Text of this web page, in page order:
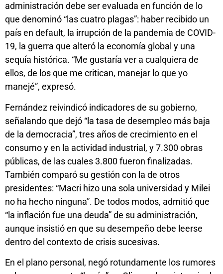
administración debe ser evaluada en función de lo
que denominó “las cuatro plagas”: haber recibido un
país en default, la irrupción de la pandemia de COVID-
19, la guerra que alteró la economía global y una
sequía histórica. “Me gustaría ver a cualquiera de
ellos, de los que me critican, manejar lo que yo
manejé”, expresó.
Fernández reivindicó indicadores de su gobierno,
señalando que dejó “la tasa de desempleo más baja
de la democracia”, tres años de crecimiento en el
consumo y en la actividad industrial, y 7.300 obras
públicas, de las cuales 3.800 fueron finalizadas.
También comparó su gestión con la de otros
presidentes: “Macri hizo una sola universidad y Milei
no ha hecho ninguna”. De todos modos, admitió que
“la inflación fue una deuda” de su administración,
aunque insistió en que su desempeño debe leerse
dentro del contexto de crisis sucesivas.
En el plano personal, negó rotundamente los rumores